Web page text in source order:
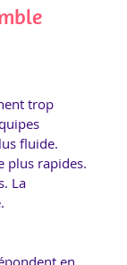
trop
fluide.
plus rapides.
La
en